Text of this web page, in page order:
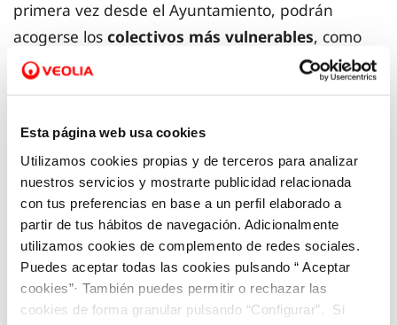
Esta página web usa cookies
Utilizamos cookies propias y de terceros para analizar
nuestros servicios y mostrarte publicidad relacionada
con tus preferencias en base a un perfil elaborado a
partir de tus hábitos de navegación. Adicionalmente
utilizamos cookies de complemento de redes sociales.
Puedes aceptar todas las cookies pulsando “ Aceptar
cookies”· También puedes permitir o rechazar las
cookies de forma granular pulsando “Configurar”. Si
primera vez desde el Ayuntamiento, podrán
acogerse los colectivos más vulnerables, como
pensionistas, familias numerosas, personas con
discapacidad, organizaciones sin ánimo de lucro y
Para lospensionistascon una renta de hasta
1.300 euros por unidad familiar, los primeros 20 m
de consumo estarán bonificados en un 30%. En
cuanto a las familias que cuenten entre sus
miembros con personas con discapacidad, así
como en el caso devíctimas de violencia de